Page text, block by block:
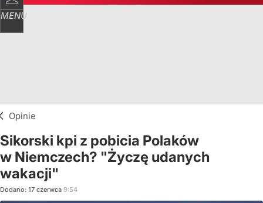
MENU
Opinie
Sikorski kpi z pobicia Polaków
w Niemczech? "Życzę udanych
wakacji"
Dodano: 17 czerwca 9:54